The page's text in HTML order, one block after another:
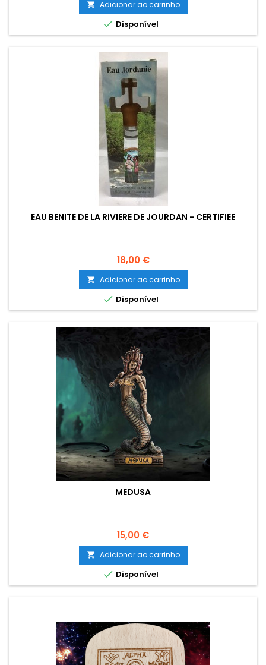
sel de l'Himalaya revitalise et régénère l'équilibre du pH de la
peau. Ce sel convient à la préparation d'un bain à...
 Adicionar ao carrinho
 Disponível
EAU BENITE DE LA RIVIERE DE JOURDAN - CERTIFIEE
Preço
18,00 €
 Adicionar ao carrinho
 Disponível
MEDUSA
Preço
15,00 €
 Adicionar ao carrinho
 Disponível